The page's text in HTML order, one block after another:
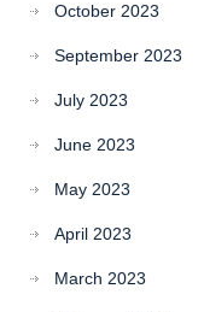
October 2023
September 2023
July 2023
June 2023
May 2023
April 2023
March 2023